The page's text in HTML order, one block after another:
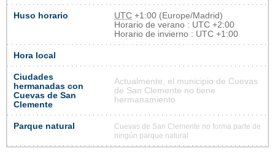
Huso horario UTC +1:00 (Europe/Madrid)
Horario de verano : UTC +2:00
Horario de invierno : UTC +1:00
Hora local
Ciudades
hermanadas con
Cuevas de San
Clemente
Actualmente, el municipio de Cuevas
de San Clemente no tiene
hermanamiento
Parque natural
Cuevas de San Clemente no forma parte de
ningún parque natural